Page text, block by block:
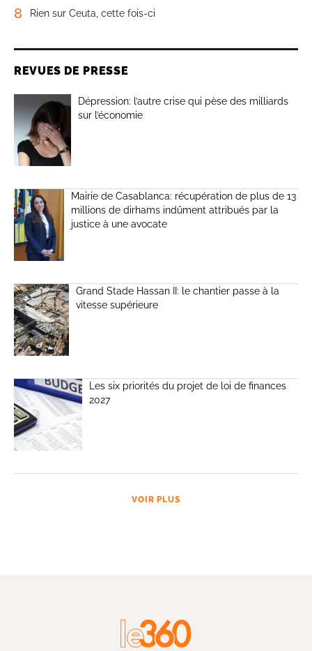
8 Rien sur Ceuta, cette fois-ci
REVUES DE PRESSE
Dépression: l’autre crise qui pèse des milliards
sur l’économie
Mairie de Casablanca: récupération de plus de 13
millions de dirhams indûment attribués par la
justice à une avocate
Grand Stade Hassan II: le chantier passe à la
vitesse supérieure
Les six priorités du projet de loi de finances
2027
VOIR PLUS